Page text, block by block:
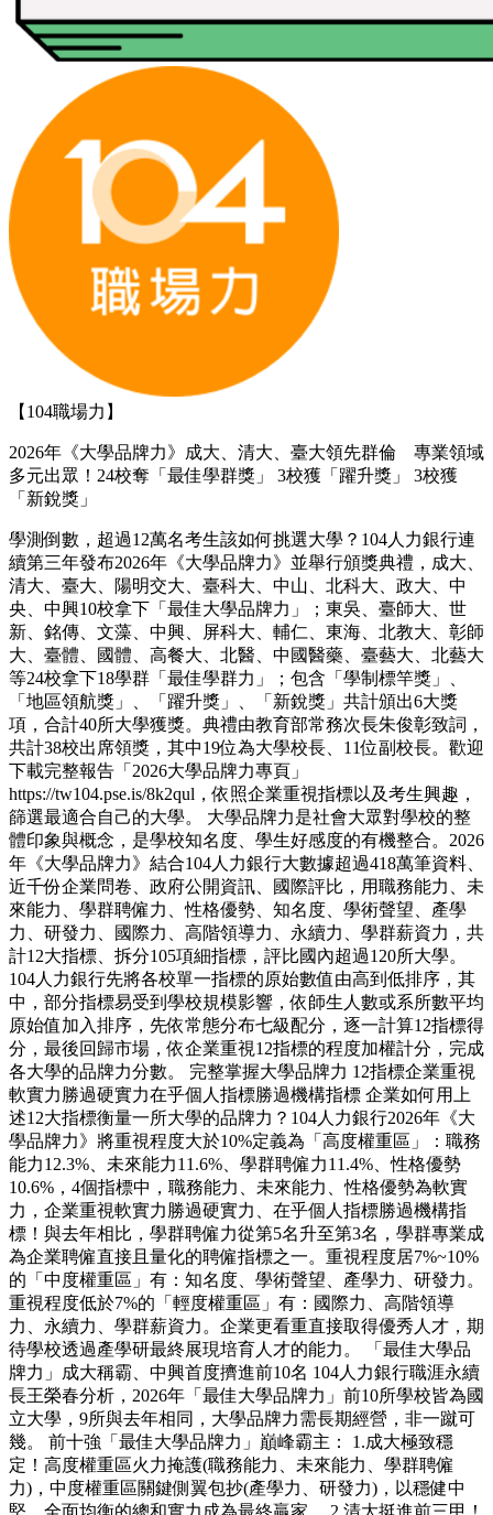
【104職場力】
2026年《大學品牌力》成大、清大、臺大領先群倫 專業領域
多元出眾！24校奪「最佳學群獎」 3校獲「躍升獎」 3校獲
「新銳獎」
學測倒數，超過12萬名考生該如何挑選大學？104人力銀行連
續第三年發布2026年《大學品牌力》並舉行頒獎典禮，成大、
清大、臺大、陽明交大、臺科大、中山、北科大、政大、中
央、中興10校拿下「最佳大學品牌力」；東吳、臺師大、世
新、銘傳、文藻、中興、屏科大、輔仁、東海、北教大、彰師
大、臺體、國體、高餐大、北醫、中國醫藥、臺藝大、北藝大
等24校拿下18學群「最佳學群力」；包含「學制標竿獎」、
「地區領航獎」、「躍升獎」、「新銳獎」共計頒出6大獎
項，合計40所大學獲獎。典禮由教育部常務次長朱俊彰致詞，
共計38校出席領獎，其中19位為大學校長、11位副校長。歡迎
下載完整報告「2026大學品牌力專頁」
https://tw104.pse.is/8k2qul，依照企業重視指標以及考生興趣，
篩選最適合自己的大學。 大學品牌力是社會大眾對學校的整
體印象與概念，是學校知名度、學生好感度的有機整合。2026
年《大學品牌力》結合104人力銀行大數據超過418萬筆資料、
近千份企業問卷、政府公開資訊、國際評比，用職務能力、未
來能力、學群聘僱力、性格優勢、知名度、學術聲望、產學
力、研發力、國際力、高階領導力、永續力、學群薪資力，共
計12大指標、拆分105項細指標，評比國內超過120所大學。
104人力銀行先將各校單一指標的原始數值由高到低排序，其
中，部分指標易受到學校規模影響，依師生人數或系所數平均
原始值加入排序，先依常態分布七級配分，逐一計算12指標得
分，最後回歸市場，依企業重視12指標的程度加權計分，完成
各大學的品牌力分數。 完整掌握大學品牌力 12指標企業重視
軟實力勝過硬實力在乎個人指標勝過機構指標 企業如何用上
述12大指標衡量一所大學的品牌力？104人力銀行2026年《大
學品牌力》將重視程度大於10%定義為「高度權重區」：職務
能力12.3%、未來能力11.6%、學群聘僱力11.4%、性格優勢
10.6%，4個指標中，職務能力、未來能力、性格優勢為軟實
力，企業重視軟實力勝過硬實力、在乎個人指標勝過機構指
標！與去年相比，學群聘僱力從第5名升至第3名，學群專業成
為企業聘僱直接且量化的聘僱指標之一。重視程度居7%~10%
的「中度權重區」有：知名度、學術聲望、產學力、研發力。
重視程度低於7%的「輕度權重區」有：國際力、高階領導
力、永續力、學群薪資力。企業更看重直接取得優秀人才，期
待學校透過產學研最終展現培育人才的能力。 「最佳大學品
牌力」成大稱霸、中興首度擠進前10名 104人力銀行職涯永續
長王榮春分析，2026年「最佳大學品牌力」前10所學校皆為國
立大學，9所與去年相同，大學品牌力需長期經營，非一蹴可
幾。 前十強「最佳大學品牌力」巔峰霸主： 1.成大極致穩
定！高度權重區火力掩護(職務能力、未來能力、學群聘僱
力)，中度權重區關鍵側翼包抄(產學力、研發力)，以穩健中